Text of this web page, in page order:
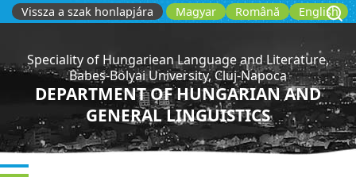
Skip
to
content
Magyar Română English
Vissza a szak honlapjára
Speciality of Hungariean Language and Literature,
Babeș-Bolyai University, Cluj-Napoca
DEPARTMENT OF HUNGARIAN AND
GENERAL LINGUISTICS